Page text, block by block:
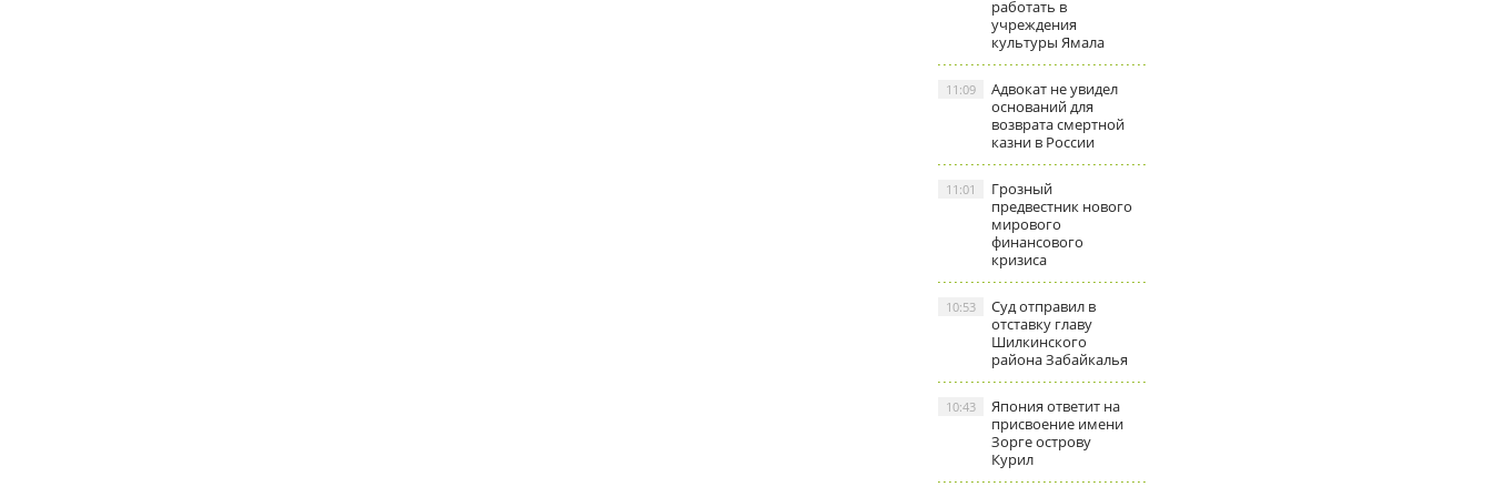
работать в
учреждения
культуры Ямала
Адвокат не увидел
оснований для
возврата смертной
казни в России
11:09
Грозный
предвестник нового
мирового
финансового
кризиса
11:01
Суд отправил в
отставку главу
Шилкинского
района Забайкалья
10:53
Япония ответит на
присвоение имени
Зорге острову
Курил
10:43